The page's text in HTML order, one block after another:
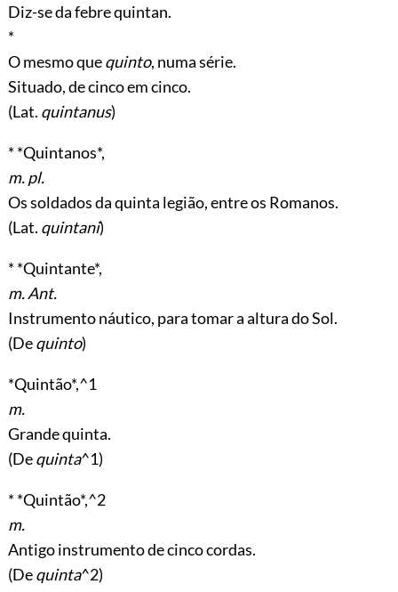
Diz-se da febre quintan.
*
O mesmo quequinto, numa série.
Situado, de cinco em cinco.
(Lat. quintanus)
* *Quintanos*,
m. pl.
Os soldados da quinta legião, entre os Romanos.
(Lat. quintani)
* *Quintante*,
m. Ant.
Instrumento náutico, para tomar a altura do Sol.
(Dequinto)
*Quintão*,^1
m.
Grande quinta.
(Dequinta^1)
* *Quintão*,^2
m.
Antigo instrumento de cinco cordas.
(Dequinta^2)